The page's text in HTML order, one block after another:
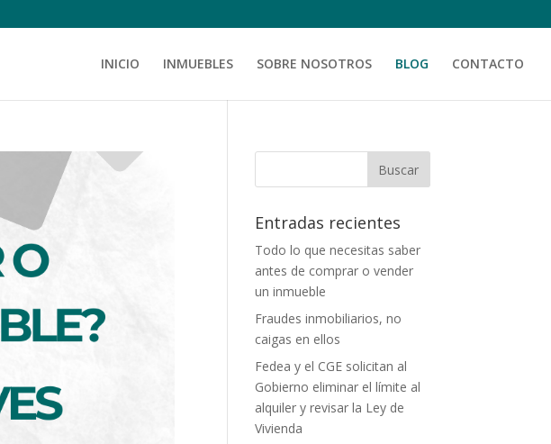
INICIO INMUEBLES SOBRE NOSOTROS BLOG CONTACTO
Entradas recientes
Todo lo que necesitas saber
antes de comprar o vender
un inmueble
Fraudes inmobiliarios, no
caigas en ellos
Fedea y el CGE solicitan al
Gobierno eliminar el límite al
alquiler y revisar la Ley de
Vivienda